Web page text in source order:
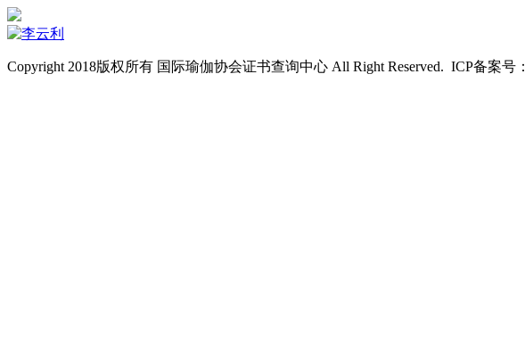
Copyright 2018版权所有 国际瑜伽协会证书查询中心 All Right Reserved. ICP备案号：